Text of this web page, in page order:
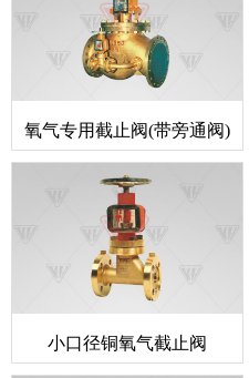
氧气专用截止阀(带旁通阀)
小口径铜氧气截止阀